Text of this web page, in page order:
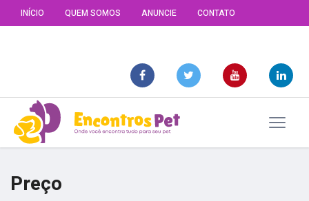
INÍCIO QUEM SOMOS ANUNCIE CONTATO
Preço